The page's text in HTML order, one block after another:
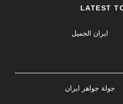
LATEST
ایران الجمیل
جولة جواهر ایران